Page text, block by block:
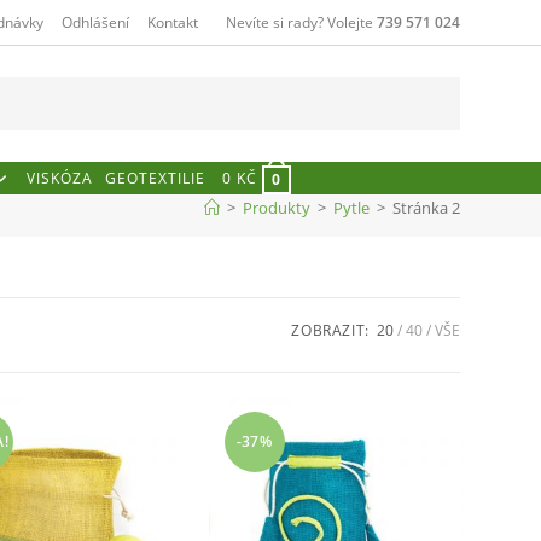
Odhlášení Kontakt Nevíte si rady? Volejte 739 571 024
VISKÓZA GEOTEXTILIE 0 KČ 0
> Produkty > Pytle > Stránka 2
ZOBRAZIT: 20 40 VŠE
-37%